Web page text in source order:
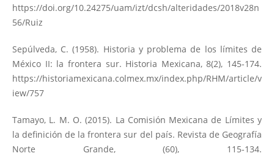
https://doi.org/10.24275/uam/izt/dcsh/alteridades/2018v28n
56/Ruiz
Sepúlveda, C. (1958). Historia y problema de los límites de
México II: la frontera sur. Historia Mexicana, 8(2), 145-174.
https://historiamexicana.colmex.mx/index.php/RHM/article/v
iew/757
Tamayo, L. M. O. (2015). La Comisión Mexicana de Límites y
la definición de la frontera sur del país. Revista de Geografía
Norte Grande, (60), 115-134.